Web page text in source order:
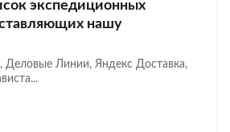
экспедиционных
нашу
Деловые Линии, Яндекс Доставка,